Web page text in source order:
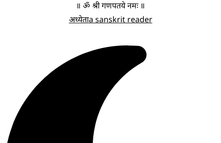
॥ ॐ श्री गणपतये नमः ॥
अध्येताa sanskrit reader